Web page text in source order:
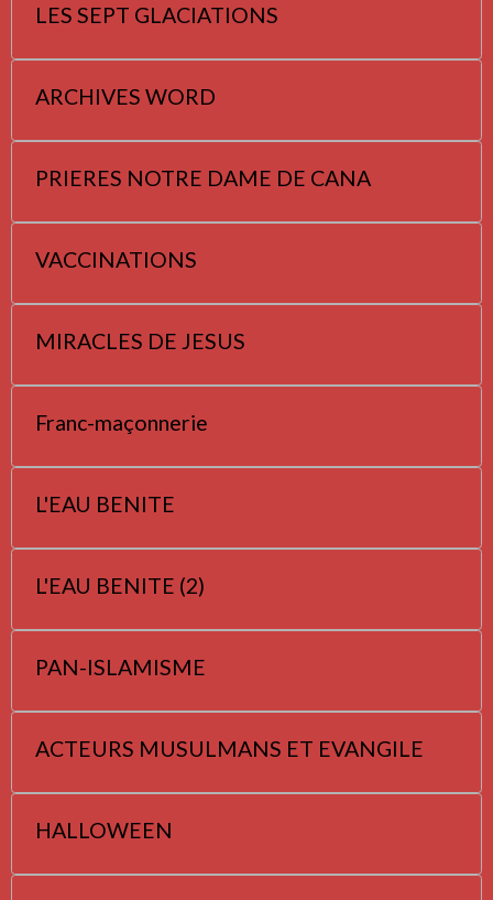
LES SEPT GLACIATIONS
ARCHIVES WORD
PRIERES NOTRE DAME DE CANA
VACCINATIONS
MIRACLES DE JESUS
Franc-maçonnerie
L'EAU BENITE
L'EAU BENITE (2)
PAN-ISLAMISME
ACTEURS MUSULMANS ET EVANGILE
HALLOWEEN